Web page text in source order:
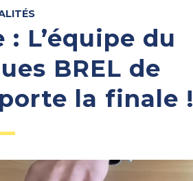
: L’équipe du
BREL de
la finale !